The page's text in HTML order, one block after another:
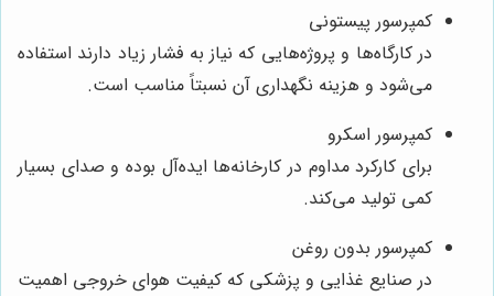
کمپرسور پیستونی
در کارگاه‌ها و پروژه‌هایی که نیاز به فشار زیاد دارند استفاده
می‌شود و هزینه نگهداری آن نسبتاً مناسب است.
کمپرسور اسکرو
برای کارکرد مداوم در کارخانه‌ها ایده‌آل بوده و صدای بسیار
کمی تولید می‌کند.
کمپرسور بدون روغن
در صنایع غذایی و پزشکی که کیفیت هوای خروجی اهمیت